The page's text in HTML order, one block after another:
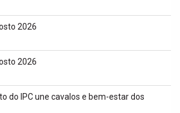
2026
2026
do IPC une cavalos e bem-estar dos